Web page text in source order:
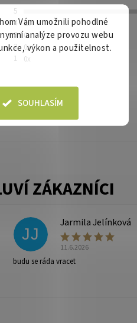
5
4
0x
3
0x
2
0x
1
0x
JJ
Jarmila Jelínková
11.6.2026
budu se ráda vracet
Vám umožnili pohodlné
analýze provozu webu
výkon a použitelnost.
SOUHLASÍM